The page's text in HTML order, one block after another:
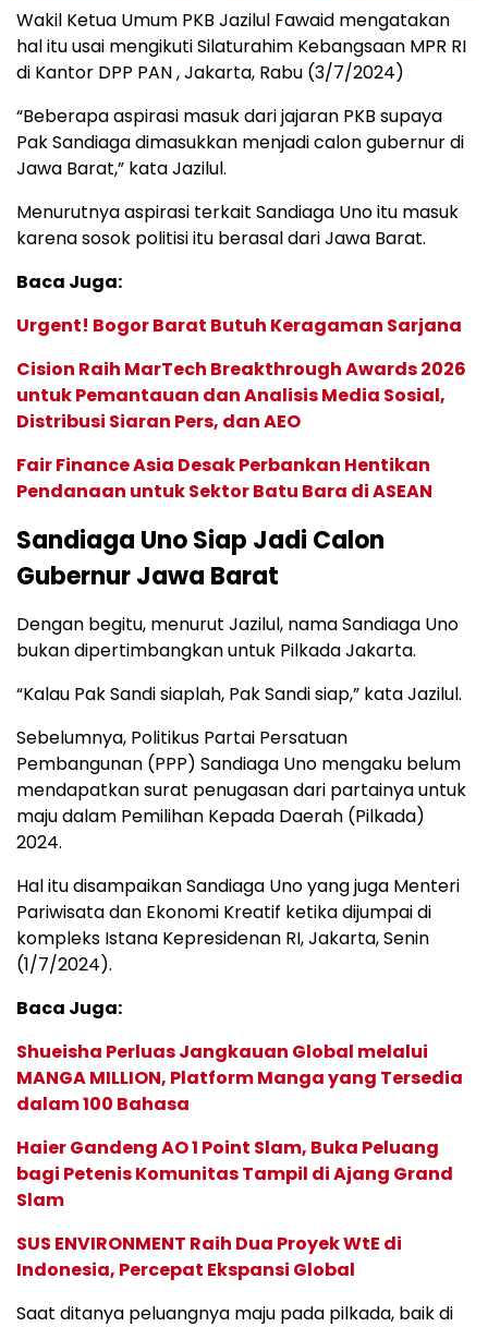
Wakil Ketua Umum PKB Jazilul Fawaid mengatakan
hal itu usai mengikuti Silaturahim Kebangsaan MPR RI
di Kantor DPP PAN , Jakarta, Rabu (3/7/2024)
“Beberapa aspirasi masuk dari jajaran PKB supaya
Pak Sandiaga dimasukkan menjadi calon gubernur di
Jawa Barat,” kata Jazilul.
Menurutnya aspirasi terkait Sandiaga Uno itu masuk
karena sosok politisi itu berasal dari Jawa Barat.
Baca Juga:
Urgent! Bogor Barat Butuh Keragaman Sarjana
Cision Raih MarTech Breakthrough Awards 2026
untuk Pemantauan dan Analisis Media Sosial,
Distribusi Siaran Pers, dan AEO
Fair Finance Asia Desak Perbankan Hentikan
Pendanaan untuk Sektor Batu Bara di ASEAN
Sandiaga Uno Siap Jadi Calon
Gubernur Jawa Barat
Dengan begitu, menurut Jazilul, nama Sandiaga Uno
bukan dipertimbangkan untuk Pilkada Jakarta.
“Kalau Pak Sandi siaplah, Pak Sandi siap,” kata Jazilul.
Sebelumnya, Politikus Partai Persatuan
Pembangunan (PPP) Sandiaga Uno mengaku belum
mendapatkan surat penugasan dari partainya untuk
maju dalam Pemilihan Kepada Daerah (Pilkada)
2024.
Hal itu disampaikan Sandiaga Uno yang juga Menteri
Pariwisata dan Ekonomi Kreatif ketika dijumpai di
kompleks Istana Kepresidenan RI, Jakarta, Senin
(1/7/2024).
Baca Juga:
Shueisha Perluas Jangkauan Global melalui
MANGA MILLION, Platform Manga yang Tersedia
dalam 100 Bahasa
Haier Gandeng AO 1 Point Slam, Buka Peluang
bagi Petenis Komunitas Tampil di Ajang Grand
Slam
SUS ENVIRONMENT Raih Dua Proyek WtE di
Indonesia, Percepat Ekspansi Global
Saat ditanya peluangnya maju pada pilkada, baik di